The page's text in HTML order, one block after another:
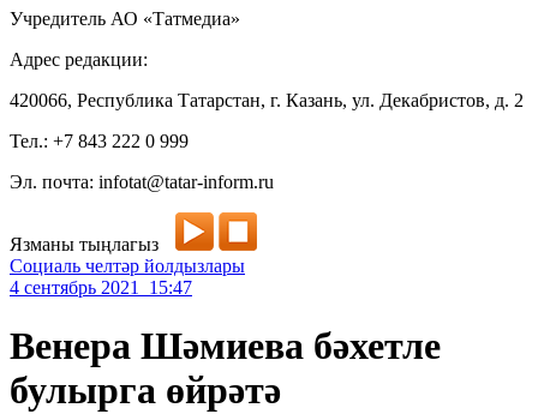
Учредитель АО «Татмедиа»
Адрес редакции:
420066, Республика Татарстан, г. Казань, ул. Декабристов, д. 2
Тел.: +7 843 222 0 999
Эл. почта: infotat@tatar-inform.ru
Язманы тыңлагыз
Социаль челтәр йолдызлары
4 сентябрь 2021 15:47
Венера Шәмиева бәхетле
булырга өйрәтә